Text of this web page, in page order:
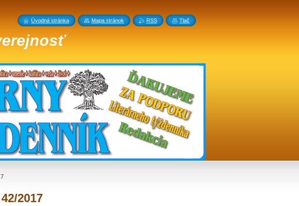
2017
Úvodná stránka Mapa stránok RSS Tlač